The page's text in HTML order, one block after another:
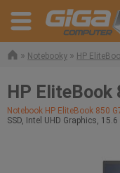
» Notebooky » HP
HP EliteBook
Notebook HP EliteBook 850
SSD, Intel UHD Graphics,